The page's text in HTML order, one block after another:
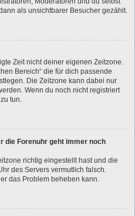
als unsichtbarer Besucher gezählt.
Zeit nicht deiner eigenen Zeitzone.
Bereich“ die für dich passende
Die Zeitzone kann dabei nur
Wenn du noch nicht registriert
tun.
die Forenuhr geht immer noch
richtig eingestellt hast und die
des Servers vermutlich falsch.
das Problem beheben kann.